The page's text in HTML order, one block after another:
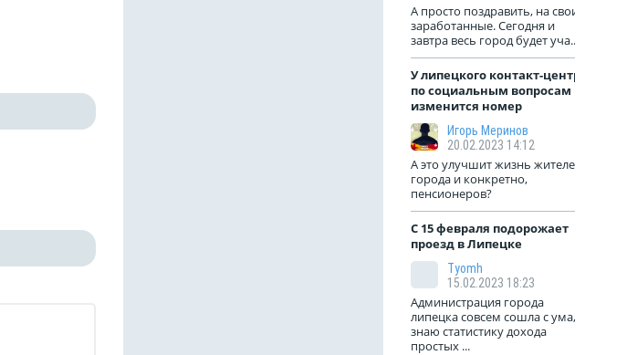
А просто поздравить, на свои
заработанные. Сегодня и
завтра весь город будет уча...
У липецкого контакт-центра
по социальным вопросам
изменится номер
Игорь Меринов
20.02.2023 14:12
А это улучшит жизнь жителей
города и конкретно,
пенсионеров?
С 15 февраля подорожает
проезд в Липецке
Tyomh
15.02.2023 18:23
Администрация города
липецка совсем сошла с ума,
знаю статистику дохода
простых ...